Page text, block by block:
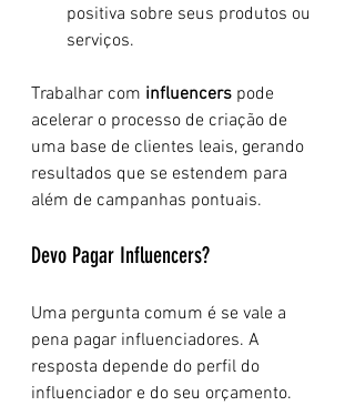
positiva sobre seus produtos ou
serviços.
Trabalhar com influencers pode
acelerar o processo de criação de
uma base de clientes leais, gerando
resultados que se estendem para
além de campanhas pontuais.
Devo Pagar Influencers?
Uma pergunta comum é se vale a
pena pagar influenciadores. A
resposta depende do perfil do
influenciador e do seu orçamento.